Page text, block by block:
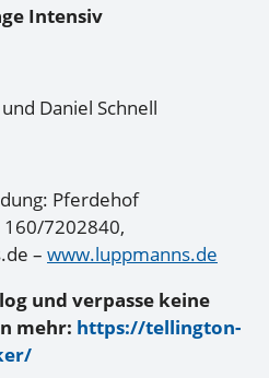
Intensiv
Daniel Schnell
Pferdehof
7202840,
– www.luppmanns.de
und verpasse keine
mehr: https://tellington-